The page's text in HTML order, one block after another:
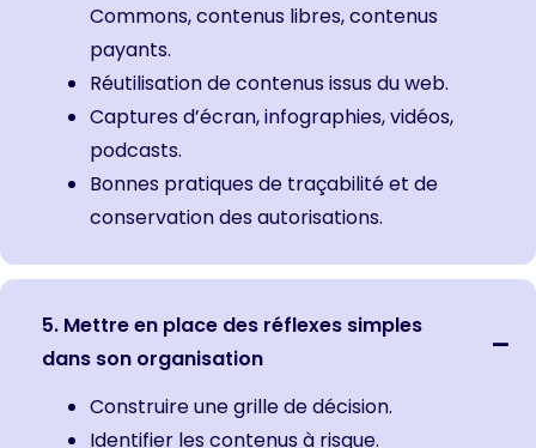
Commons, contenus libres, contenus
payants.
Réutilisation de contenus issus du web.
Captures d’écran, infographies, vidéos,
podcasts.
Bonnes pratiques de traçabilité et de
conservation des autorisations.
5. Mettre en place des réflexes simples
dans son organisation
Construire une grille de décision.
Identifier les contenus à risque.